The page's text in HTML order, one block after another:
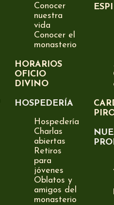
Conocer
nuestra
vida
Conocer el
monasterio
HORARIOS
OFICIO
DIVINO
HOSPEDERÍA
Hospedería
Charlas
abiertas
Retiros
para
jóvenes
Oblatos y
amigos del
monasterio